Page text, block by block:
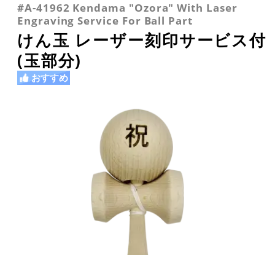
#A-41962 Kendama "Ozora" With Laser
Engraving Service For Ball Part
けん玉 レーザー刻印サービス付
(玉部分)
おすすめ